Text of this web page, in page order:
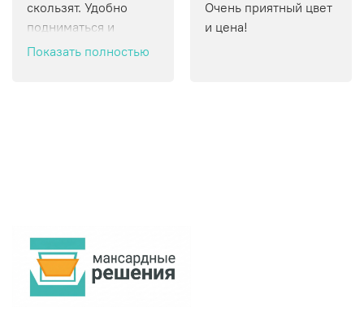
скользят. Удобно
подниматься и
спускаться.
Показать полностью
Очень приятный цвет
и цена!